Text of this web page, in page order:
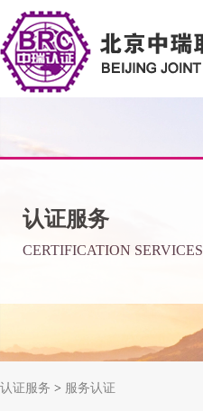
认证服务
CERTIFICATION SERVICES
认证服务 > 服务认证